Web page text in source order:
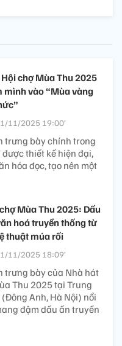
chợ Mùa Thu 2025
mình vào “Mùa vàng
11/2025 19:00’
trưng bày chính trong
thiết kế hiện đại,
hóa đọc, tạo nên một
Mùa Thu 2025: Dấu
hoá truyền thống từ
thuật múa rối
11/2025 18:09’
trưng bày của Nhà hát
Thu 2025 tại Trung
Anh, Hà Nội) nổi
đậm dấu ấn truyền